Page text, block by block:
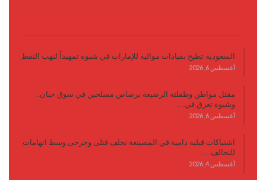
السعودية تطيح بقيادات موالية للإمارات في شبوة تمهيداً لنهب النفط
أغسطس 6, 2026
مقتل مواطن وطفلته الرضيعة برصاص مسلحين في سوق حبان..
وشبوة تغرق في…
أغسطس 6, 2026
اشتباكات قبلية دامية في المصينعة تخلف قتلى وجرحى وسط اتهامات
للتحالف…
أغسطس 4, 2026